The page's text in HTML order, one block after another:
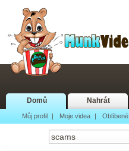
Domů Nahrát
Můj profil | Moje videa | Oblíbené